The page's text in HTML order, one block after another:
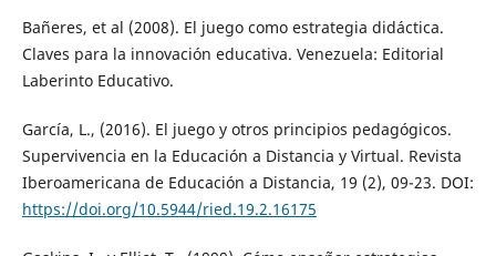
Bañeres, et al (2008). El juego como estrategia didáctica.
Claves para la innovación educativa. Venezuela: Editorial
Laberinto Educativo.
García, L., (2016). El juego y otros principios pedagógicos.
Supervivencia en la Educación a Distancia y Virtual. Revista
Iberoamericana de Educación a Distancia, 19 (2), 09-23. DOI:
https://doi.org/10.5944/ried.19.2.16175